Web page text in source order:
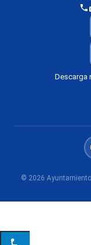
Descarga
© 2026